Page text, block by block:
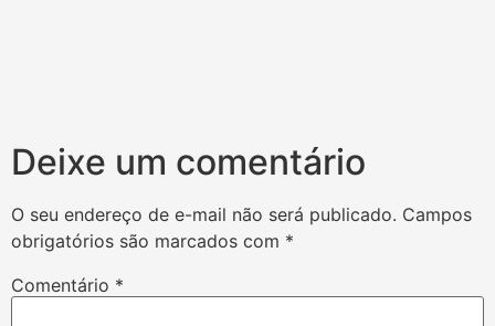
Deixe um comentário
O seu endereço de e-mail não será publicado. Campos
obrigatórios são marcados com *
Comentário *